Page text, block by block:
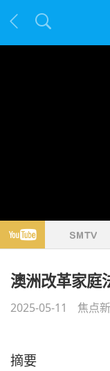
澳洲改革家庭
2025-05-11 焦点
摘要